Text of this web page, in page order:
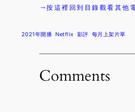
→按這裡回到目錄觀看其他
2021年開播 Netflix 影評 每月上架片單
Comments